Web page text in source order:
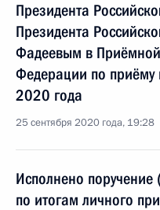
Президента
Президента
Фадеевым в
Федерации по
2020 года
25 сентября 2020 года, 19:28
Исполнено
по итогам личного